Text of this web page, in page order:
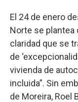
El 24 de enero
Norte se plantea
claridad que se
de
vivienda de
incluida”. Sin
de Moreira, Roel